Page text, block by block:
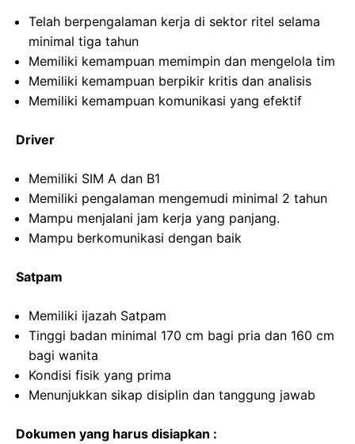
Telah berpengalaman kerja di sektor ritel selama
minimal tiga tahun
Memiliki kemampuan memimpin dan mengelola tim
Memiliki kemampuan berpikir kritis dan analisis
Memiliki kemampuan komunikasi yang efektif
Driver
Memiliki SIM A dan B1
Memiliki pengalaman mengemudi minimal 2 tahun
Mampu menjalani jam kerja yang panjang.
Mampu berkomunikasi dengan baik
Satpam
Memiliki ijazah Satpam
Tinggi badan minimal 170 cm bagi pria dan 160 cm
bagi wanita
Kondisi fisik yang prima
Menunjukkan sikap disiplin dan tanggung jawab
Dokumen yang harus disiapkan :